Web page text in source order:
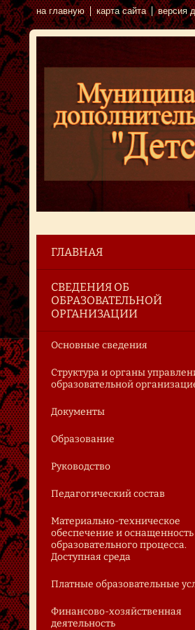
на главную карта сайта версия
ГЛАВНАЯ
СВЕДЕНИЯ ОБ
ОБРАЗОВАТЕЛЬНОЙ
ОРГАНИЗАЦИИ
Основные сведения
Структура и органы
образовательной
Документы
Образование
Руководство
Педагогический состав
Материально-техническое
обеспечение и оснащенность
образовательного процесса.
Доступная среда
Платные образовательные
Финансово-хозяйственная
деятельность